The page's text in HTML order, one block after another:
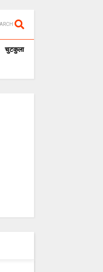
चुटकुला